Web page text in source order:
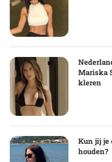
Mariska
kleren
Kun jij je
houden?